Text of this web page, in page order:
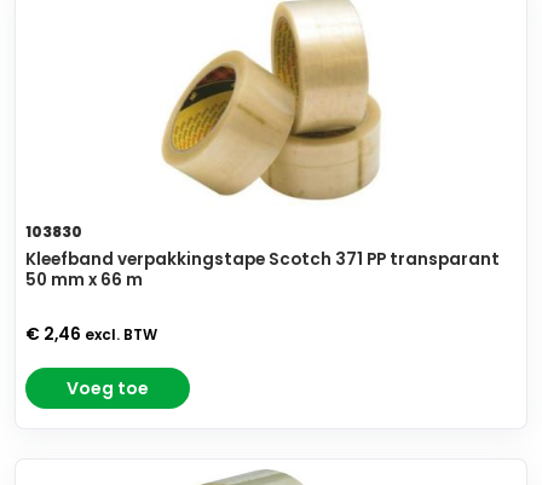
103830
Kleefband verpakkingstape Scotch 371 PP transparant
50 mm x 66 m
€ 2,46 excl. BTW
Voeg toe